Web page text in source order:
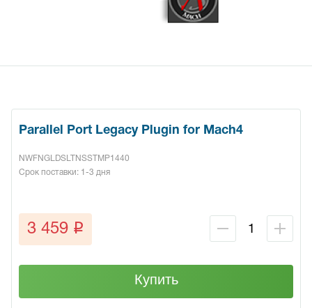
Parallel Port Legacy Plugin for Mach4
NWFNGLDSLTNSSTMP1440
Срок поставки: 1-3 дня
3 459 q
Купить